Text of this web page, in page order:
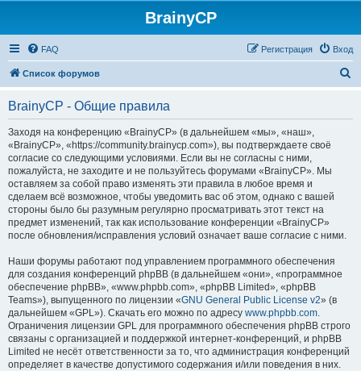
BrainyCP
FAQ Вход
Регистрация
Список форумов
BrainyCP - Общие правила
Заходя на конференцию «BrainyCP» (в дальнейшем «мы», «наш»,
«BrainyCP», «https://community.brainycp.com»), вы подтверждаете своё
согласие со следующими условиями. Если вы не согласны с ними,
пожалуйста, не заходите и не пользуйтесь форумами «BrainyCP». Мы
оставляем за собой право изменять эти правила в любое время и
сделаем всё возможное, чтобы уведомить вас об этом, однако с вашей
стороны было бы разумным регулярно просматривать этот текст на
предмет изменений, так как использование конференции «BrainyCP»
после обновления/исправления условий означает ваше согласие с ними.
Наши форумы работают под управлением программного обеспечения
для создания конференций phpBB (в дальнейшем «они», «программное
обеспечение phpBB», «www.phpbb.com», «phpBB Limited», «phpBB
Teams»), выпущенного по лицензии «GNU General Public License v2» (в
дальнейшем «GPL»). Скачать его можно по адресу www.phpbb.com.
Ограничения лицензии GPL для программного обеспечения phpBB строго
связаны с организацией и поддержкой интернет-конференций, и phpBB
Limited не несёт ответственности за то, что администрация конференций
определяет в качестве допустимого содержания и/или поведения в них.